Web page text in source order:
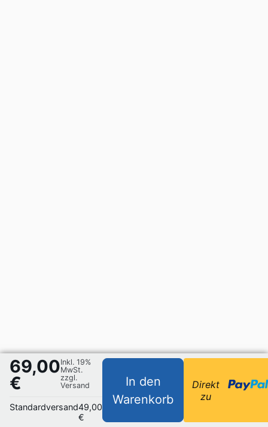
69,00
€
Inkl. 19%
MwSt.
zzgl.
Versand
Standardversand49,00
€
In den
Warenkorb
Direkt
zu